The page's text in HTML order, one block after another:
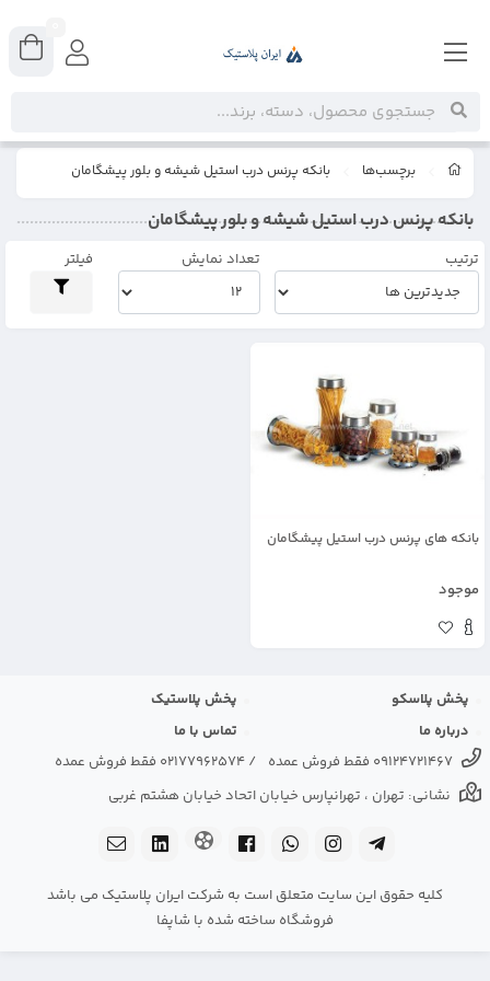
برچسب‌ها بانكه پرنس درب استيل شیشه و بلور پیشگامان
بانكه پرنس درب استيل شیشه و بلور پیشگامان
ترتیب تعداد نمایش فیلتر
بانكه های پرنس درب استيل پیشگامان
موجود
پخش پلاسکو
پخش پلاستیک
درباره ما
تماس با ما
09124721467 فقط فروش عمده
/ 02177962574 فقط فروش عمده
نشانی: تهران ، تهرانپارس خیابان اتحاد خیابان هشتم غربی
کلیه حقوق این سایت متعلق است به شرکت ایران پلاستیک می باشد
فروشگاه ساخته شده با شاپفا